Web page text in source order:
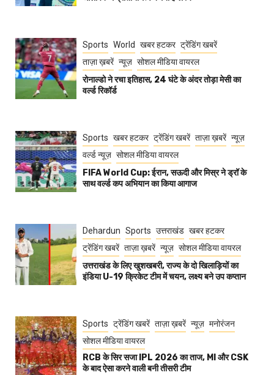
Sports World खबर हटकर ट्रेंडिंग खबरें
ताज़ा ख़बरें न्यूज़ सोशल मीडिया वायरल
रोनाल्डो ने रचा इतिहास, 24 घंटे के अंदर तोड़ा मेसी का
वर्ल्ड रिकॉर्ड
Sports खबर हटकर ट्रेंडिंग खबरें ताज़ा ख़बरें न्यूज़
वर्ल्ड न्यूज़ सोशल मीडिया वायरल
FIFA World Cup: ईरान, सऊदी और मिस्र ने ड्रॉ के
साथ वर्ल्ड कप अभियान का किया आगाज
Dehardun Sports उत्तराखंड खबर हटकर
ट्रेंडिंग खबरें ताज़ा ख़बरें न्यूज़ सोशल मीडिया वायरल
उत्तराखंड के लिए खुशखबरी, राज्य के दो खिलाड़ियों का
इंडिया U-19 क्रिकेट टीम में चयन, लक्ष्य बने उप कप्तान
Sports ट्रेंडिंग खबरें ताज़ा ख़बरें न्यूज़ मनोरंजन
सोशल मीडिया वायरल
RCB के सिर सजा IPL 2026 का ताज, MI और CSK
के बाद ऐसा करने वाली बनी तीसरी टीम